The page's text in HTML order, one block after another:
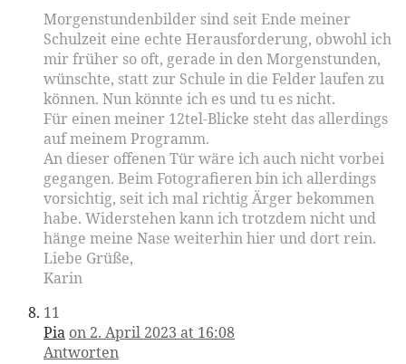
Morgenstundenbilder sind seit Ende meiner
Schulzeit eine echte Herausforderung, obwohl ich
mir früher so oft, gerade in den Morgenstunden,
wünschte, statt zur Schule in die Felder laufen zu
können. Nun könnte ich es und tu es nicht.
Für einen meiner 12tel-Blicke steht das allerdings
auf meinem Programm.
An dieser offenen Tür wäre ich auch nicht vorbei
gegangen. Beim Fotografieren bin ich allerdings
vorsichtig, seit ich mal richtig Ärger bekommen
habe. Widerstehen kann ich trotzdem nicht und
hänge meine Nase weiterhin hier und dort rein.
Liebe Grüße,
Karin
11
Pia on 2. April 2023 at 16:08
Antworten